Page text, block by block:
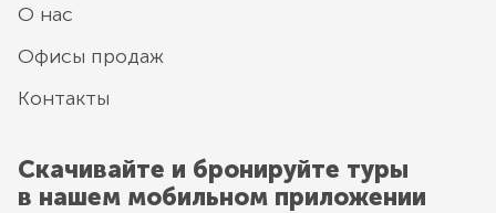
О нас
Офисы продаж
Контакты
Скачивайте и бронируйте туры
в нашем мобильном приложении